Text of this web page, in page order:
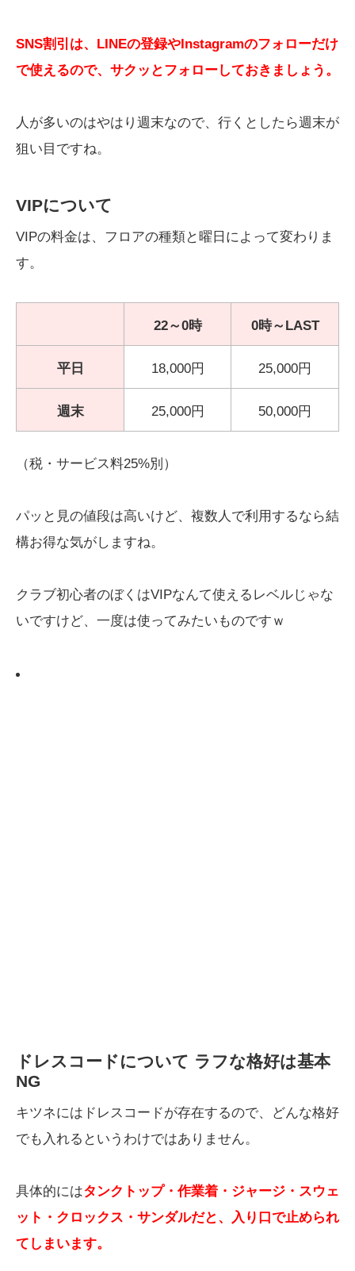
SNS割引は、LINEの登録やInstagramのフォローだけ
で使えるので、サクッとフォローしておきましょう。
人が多いのはやはり週末なので、行くとしたら週末が
狙い目ですね。
VIPについて
VIPの料金は、フロアの種類と曜日によって変わりま
す。
22～0時 0時～LAST
平日 18,000円 25,000円
週末 25,000円 50,000円
（税・サービス料25%別）
パッと見の値段は高いけど、複数人で利用するなら結
構お得な気がしますね。
クラブ初心者のぼくはVIPなんて使えるレベルじゃな
いですけど、一度は使ってみたいものですｗ
ドレスコードについて ラフな格好は基本
NG
キツネにはドレスコードが存在するので、どんな格好
でも入れるというわけではありません。
具体的にはタンクトップ・作業着・ジャージ・スウェ
ット・クロックス・サンダルだと、入り口で止められ
てしまいます。